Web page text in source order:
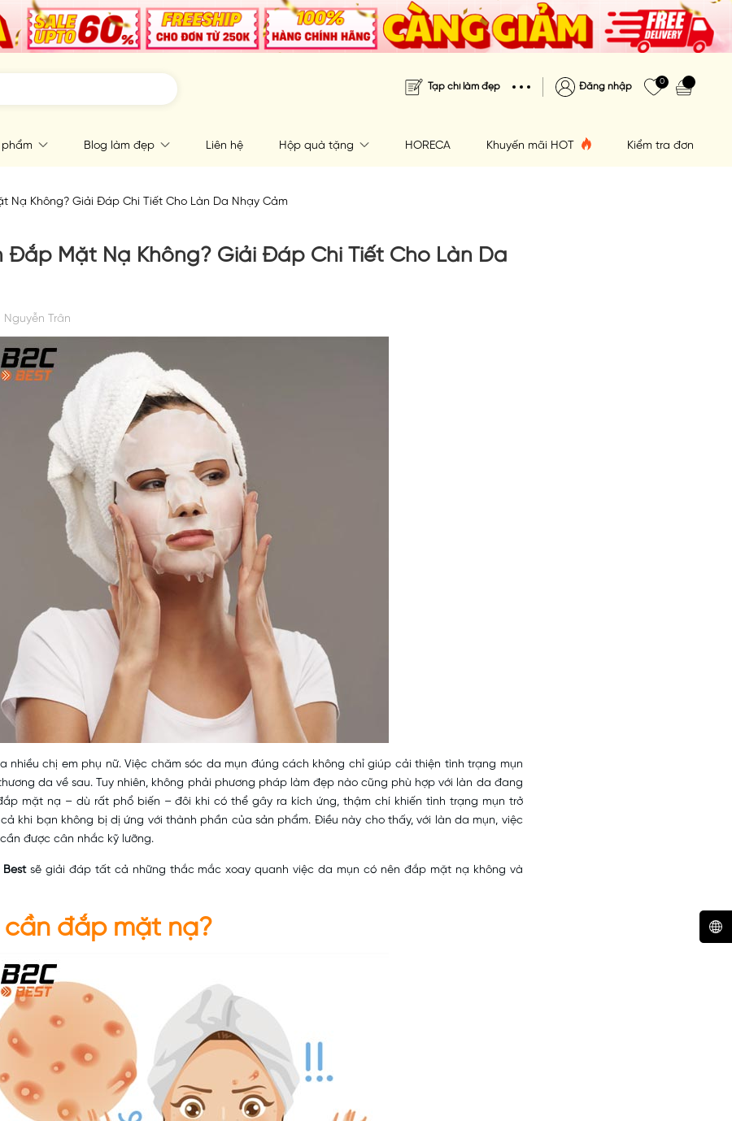
Tạp chí làm đẹp Đăng nhập 0
phẩm Blog làm đẹp Liên hệ Hộp quà tặng HORECA Khuyến mãi HOT Kiểm tra đơn hàng
Nạ Không? Giải Đáp Chi Tiết Cho Làn Da Nhạy Cảm
Đắp Mặt Nạ Không? Giải Đáp Chi Tiết Cho Làn Da
Nguyễn Trân
nhiều chị em phụ nữ. Việc chăm sóc da mụn đúng cách không chỉ giúp cải thiện tình trạng mụn
da về sau. Tuy nhiên, không phải phương pháp làm đẹp nào cũng phù hợp với làn da đang
mặt nạ – dù rất phổ biến – đôi khi có thể gây ra kích ứng, thậm chí khiến tình trạng mụn trở
khi bạn không bị dị ứng với thành phần của sản phẩm. Điều này cho thấy, với làn da mụn, việc
được cân nhắc kỹ lưỡng.
Bestsẽ giải đáp tất cả những thắc mắc xoay quanh việc da mụn có nên đắp mặt nạ không và
cần đắp mặt nạ?